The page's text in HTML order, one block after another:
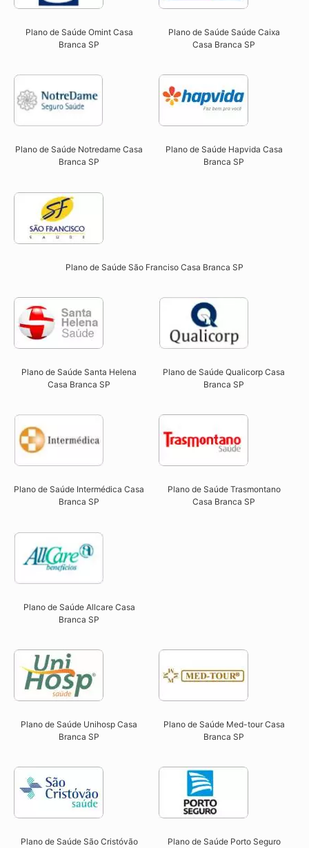
Plano de Saúde Omint Casa
Branca SP​
Plano de Saúde Saúde Caixa
Casa Branca SP​
Plano de Saúde Notredame Casa
Branca SP​
Plano de Saúde Hapvida Casa
Branca SP​
Plano de Saúde São Franciso Casa Branca SP​
Plano de Saúde Santa Helena
Casa Branca SP​
Plano de Saúde Qualicorp Casa
Branca SP​
Plano de Saúde Intermédica Casa
Branca SP​
Plano de Saúde Trasmontano
Casa Branca SP​
Plano de Saúde Allcare Casa
Branca SP​
Plano de Saúde Unihosp Casa
Branca SP​
Plano de Saúde Med-tour Casa
Branca SP​
Plano de Saúde São Cristóvão
Plano de Saúde Porto Seguro